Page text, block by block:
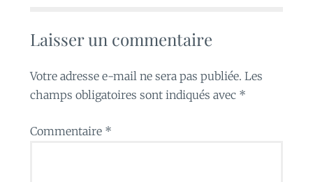
Laisser un commentaire
Votre adresse e-mail ne sera pas publiée. Les
champs obligatoires sont indiqués avec *
Commentaire *